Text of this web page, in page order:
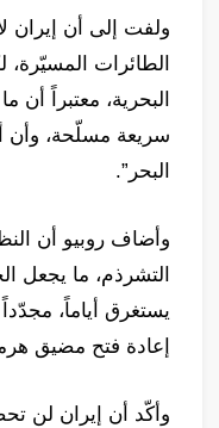
ولفت إلى أن إيران
الطائرات
البحرية، معتبراً أن
سريعة مسلّحة، وأن
البحر”.
وأضاف روبيو أن
التشرذم، ما
يستغرق أياماً،
إعادة فتح مضيق
وأكّد أن إيران لن